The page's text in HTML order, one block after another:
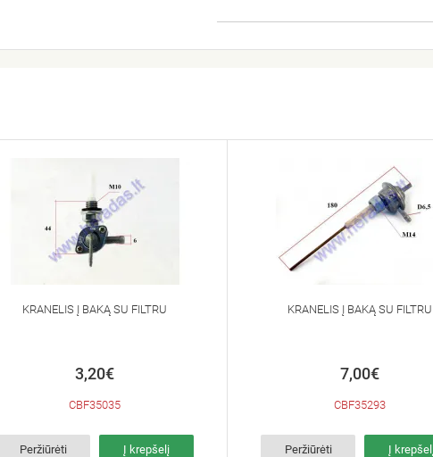
KRANELIS Į BAKĄ SU FILTRU
3,20€
CBF35035
Peržiūrėti Į krepšelį
KRANELIS Į BAKĄ SU FILTRU
7,00€
CBF35293
Peržiūrėti Į